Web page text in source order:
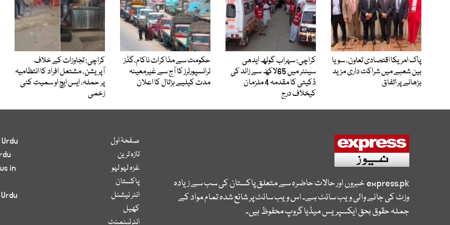
پاک امریکا اقتصادی تعاون، سویا
بین شعبے میں شراکت داری مزید
بڑھانے پر اتفاق
کراچی: سہراب گوٹھ ایدھی
سینٹر میں 65لاکھ سے زائد کی
ڈکیتی کا مقدمہ 4 ملزمان
کیخلاف درج
حکومت سے مذاکرات ناکام،گڈز
ٹرانسپورٹرز کا آج سے غیرمعینہ
مدت کیلیے ہڑتال کا اعلان
کراچی: تجاوزات کے خلاف
آپریشن، مشتعل افراد کا انتظامیہ
پر حملہ، ایس ایچ او سمیت کئی
زخمی
express.pkخبروں اور حالات حاضرہ سے متعلق پاکستان کی سب سے زیادہ
وزٹ کی جانے والی ویب سائٹ ہے۔ اس ویب سائٹ پر شائع شدہ تمام مواد کے
جملہ حقوق بحق ایکسپریس میڈیا گروپ محفوظ ہیں۔
صفحۂ اول
تازہ ترین
غزہ لہو لہو
پاکستان
انٹر نیشنل
کھیل
انٹرٹینمنٹ
in